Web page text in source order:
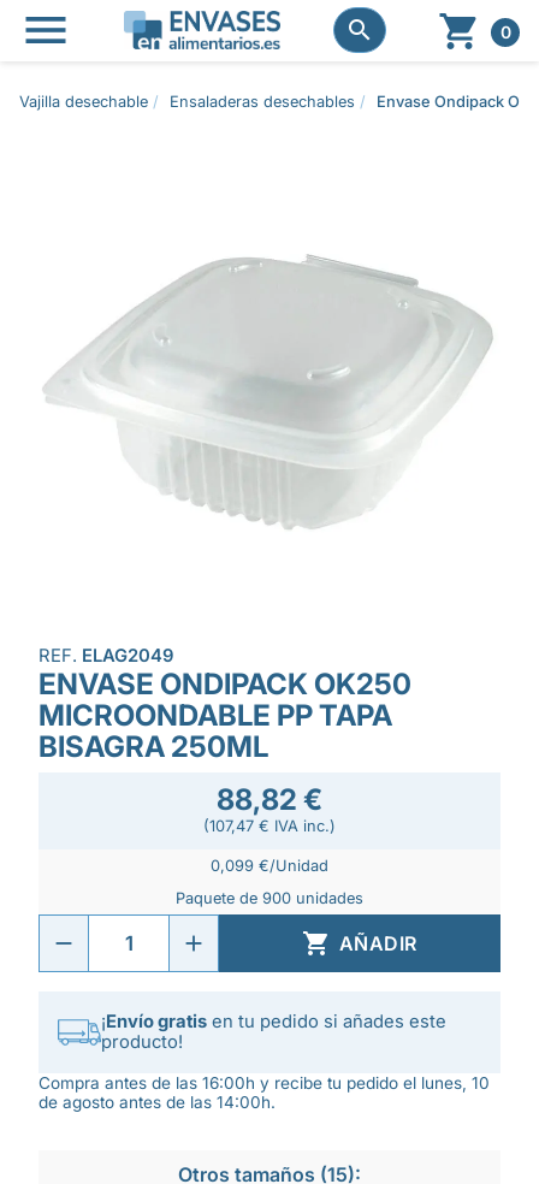
 
  0
Vajilla desechable Ensaladeras desechables Envase Ondipack
REF. ELAG2049
ENVASE ONDIPACK OK250
MICROONDABLE PP TAPA
BISAGRA 250ML
88,82 €
(107,47 € IVA inc.)
0,099 €/Unidad
Paquete de 900 unidades
 AÑADIR
¡Envío gratis en tu pedido si añades este
producto!
Compra antes de las 16:00h y recibe tu pedido el lunes, 10
de agosto antes de las 14:00h.
Otros tamaños (15):